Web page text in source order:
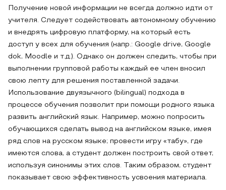
Получение новой информации не всегда должно идти от
учителя. Следует содействовать автономному обучению
и внедрять цифровую платформу, на который есть
доступ у всех для обучения (напр.: Google drive, Google
dok, Moodle и т.д.). Однако он должен следить, чтобы при
выполнении групповой работы каждый ее член вносил
свою лепту для решения поставленной задачи.
Использование двуязычного (bilingual) подхода в
процессе обучения позволит при помощи родного языка
развить английский язык. Например, можно попросить
обучающихся сделать вывод на английском языке, имея
ряд слов на русском языке; провести игру «табу», где
имеются слова, а студент должен построить свой ответ,
используя синонимы этих слов. Таким образом, студент
показывает свою эффективность усвоения материала.